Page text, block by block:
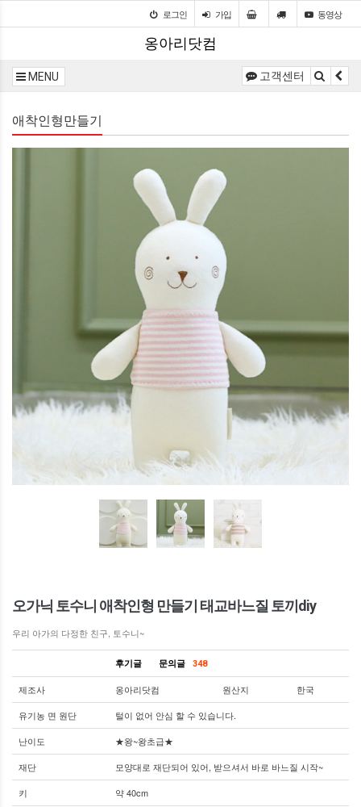
로그인 가입 동영상
옹아리닷컴
MENU 고객센터
애착인형만들기
오가닉 토수니 애착인형 만들기 태교바느질 토끼diy
우리 아가의 다정한 친구, 토수니~
후기글 문의글 348
제조사 옹아리닷컴 원산지
한국
유기농 면 원단
털이 없어 안심 할 수 있습니다.
난이도
★왕~왕초급★
재단
모양대로 재단되어 있어, 받으셔서 바로 바느질 시작~
키
약 40cm